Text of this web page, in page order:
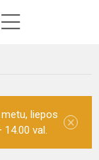
liepos
val.
×